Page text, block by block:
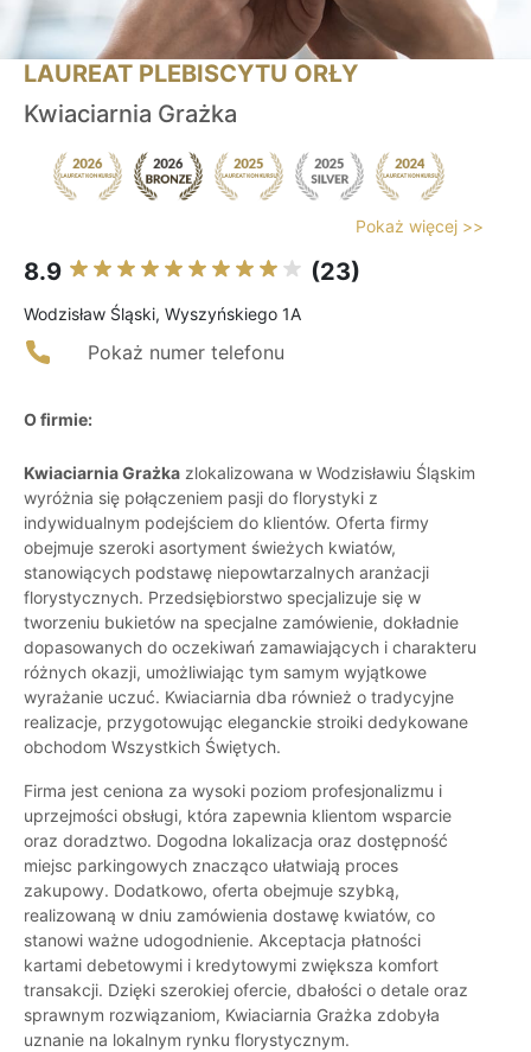
LAUREAT PLEBISCYTU ORŁY
Kwiaciarnia Grażka
Pokaż więcej >>
8.9 (23)
Wodzisław Śląski, Wyszyńskiego 1A
Pokaż numer telefonu
O firmie:
Kwiaciarnia Grażka zlokalizowana w Wodzisławiu Śląskim
wyróżnia się połączeniem pasji do florystyki z
indywidualnym podejściem do klientów. Oferta firmy
obejmuje szeroki asortyment świeżych kwiatów,
stanowiących podstawę niepowtarzalnych aranżacji
florystycznych. Przedsiębiorstwo specjalizuje się w
tworzeniu bukietów na specjalne zamówienie, dokładnie
dopasowanych do oczekiwań zamawiających i charakteru
różnych okazji, umożliwiając tym samym wyjątkowe
wyrażanie uczuć. Kwiaciarnia dba również o tradycyjne
realizacje, przygotowując eleganckie stroiki dedykowane
obchodom Wszystkich Świętych.
Firma jest ceniona za wysoki poziom profesjonalizmu i
uprzejmości obsługi, która zapewnia klientom wsparcie
oraz doradztwo. Dogodna lokalizacja oraz dostępność
miejsc parkingowych znacząco ułatwiają proces
zakupowy. Dodatkowo, oferta obejmuje szybką,
realizowaną w dniu zamówienia dostawę kwiatów, co
stanowi ważne udogodnienie. Akceptacja płatności
kartami debetowymi i kredytowymi zwiększa komfort
transakcji. Dzięki szerokiej ofercie, dbałości o detale oraz
sprawnym rozwiązaniom, Kwiaciarnia Grażka zdobyła
uznanie na lokalnym rynku florystycznym.